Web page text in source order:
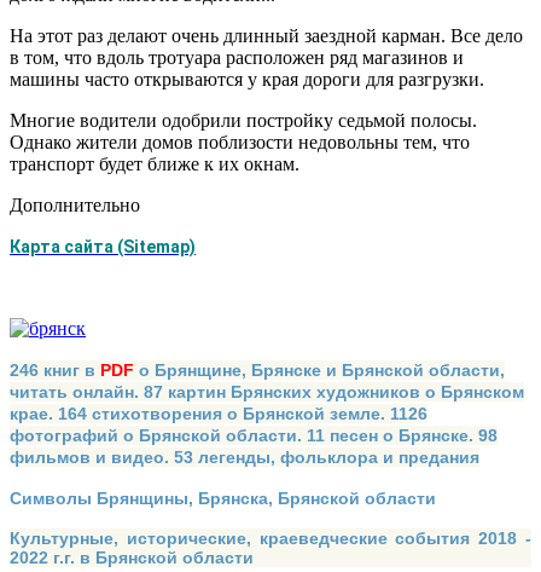
На этот раз делают очень длинный заездной карман. Все дело
в том, что вдоль тротуара расположен ряд магазинов и
машины часто открываются у края дороги для разгрузки.
Многие водители одобрили постройку седьмой полосы.
Однако жители домов поблизости недовольны тем, что
транспорт будет ближе к их окнам.
Дополнительно
Карта сайта (Sitemap)
246 книг в PDF о Брянщине, Брянске и Брянской области,
читать онлайн. 87 картин Брянских художников о Брянском
крае. 164 стихотворения о Брянской земле. 1126
фотографий о Брянской области. 11 песен о Брянске. 98
фильмов и видео. 53 легенды, фольклора и предания
Символы Брянщины, Брянска, Брянской области
Культурные, исторические, краеведческие события 2018 -
2022 г.г. в Брянской области